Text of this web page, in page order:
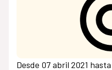
Desde 07 abril 2021